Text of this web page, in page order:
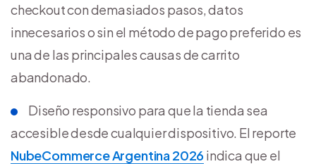
checkout con demasiados pasos, datos
innecesarios o sin el método de pago preferido es
una de las principales causas de carrito
abandonado.
Diseño responsivo para que la tienda sea
accesible desde cualquier dispositivo. El reporte
NubeCommerce Argentina 2026 indica que el